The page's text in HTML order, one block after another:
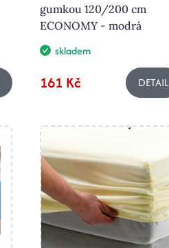
gumkou 120/200 cm
ECONOMY - modrá
skladem
161 Kč DETAIL